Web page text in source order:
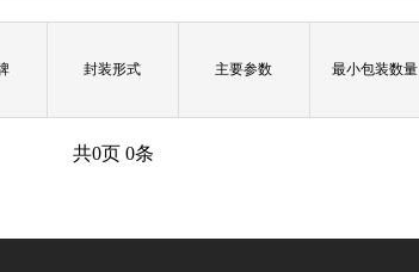
封装形式 主要参数 最小包装数量
共0页 0条